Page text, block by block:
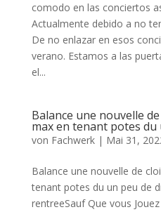
comodo en las conciertos
Actualmente debido a no
De no enlazar en esos
verano. Estamos a las
el...
Balance une nouvelle
max en tenant potes
von Fachwerk| Mai 31,
Balance une nouvelle de
tenant potes du un peu de
rentreeSauf Que vous